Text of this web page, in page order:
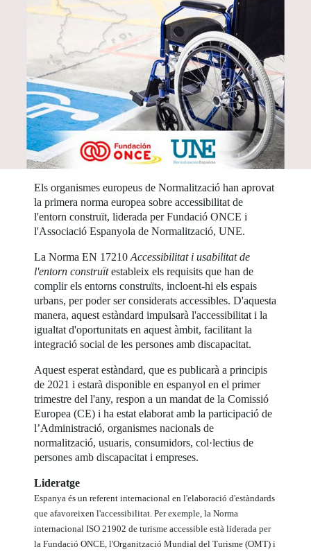
Els organismes europeus de Normalització han aprovat
la primera norma europea sobre accessibilitat de
l'entorn construït, liderada per Fundació ONCE i
l'Associació Espanyola de Normalització, UNE.
La Norma EN 17210Accessibilitat i usabilitat de
l'entorn construïtestableix els requisits que han de
complir els entorns construïts, incloent-hi els espais
urbans, per poder ser considerats accessibles. D'aquesta
manera, aquest estàndard impulsarà l'accessibilitat i la
igualtat d'oportunitats en aquest àmbit, facilitant la
integració social de les persones amb discapacitat.
Aquest esperat estàndard, que es publicarà a principis
de 2021 i estarà disponible en espanyol en el primer
trimestre del l'any, respon a un mandat de la Comissió
Europea (CE) i ha estat elaborat amb la participació de
l’Administració, organismes nacionals de
normalització, usuaris, consumidors, col·lectius de
persones amb discapacitat i empreses.
Lideratge
Espanya és un referent internacional en l'elaboració d'estàndards
que afavoreixen l'accessibilitat. Per exemple, la Norma
internacional ISO 21902 de turisme accessible està liderada per
la Fundació ONCE, l'Organització Mundial del Turisme (OMT) i